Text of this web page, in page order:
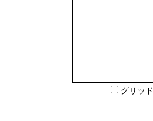
グリッド